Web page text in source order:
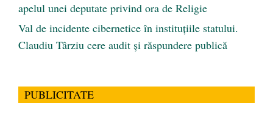
apelul unei deputate privind ora de Religie
Val de incidente cibernetice în instituțiile statului.
Claudiu Târziu cere audit și răspundere publică
PUBLICITATE